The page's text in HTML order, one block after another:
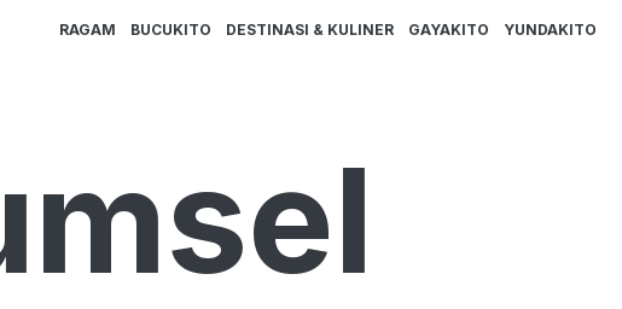
RAGAM BUCUKITO DESTINASI & KULINER GAYAKITO YUNDAKITO